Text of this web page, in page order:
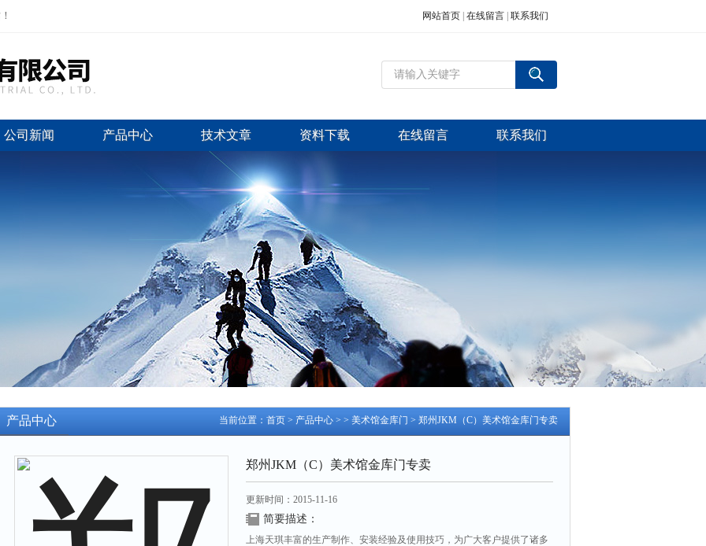
网站首页 在线留言 联系我们
公司新闻 产品中心 技术文章 资料下载 在线留言 联系我们
当前位置： 首页 > 产品中心 > > 美术馆金库门 > 郑州JKM（C）美术馆金库门专卖
产品中心
郑州JKM（C）美术馆金库门专卖
更新时间：2015-11-16
简要描述：
上海天琪丰富的生产制作、安装经验及使用技巧，为广大客户提供了诸多